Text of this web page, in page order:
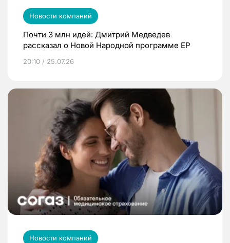
Новости компаний
Почти 3 млн идей: Дмитрий Медведев
рассказал о Новой Народной программе ЕР
20:10 / 25.07.26
Новости компаний